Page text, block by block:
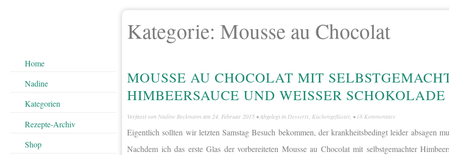
Home
Nadine
Kategorien
Rezepte-Archiv
Shop
Kategorie: Mousse au Chocolat
MOUSSE AU CHOCOLAT MIT
HIMBEERSAUCE UND WEISSER SCHOKOLADE
Verfasst von Nadine Beckmann am 24. Februar 2015 • Abgelegt in Desserts, Küchengeflüster, •18 Kommentare
Eigentlich sollten wir letzten Samstag Besuch bekommen, der krankheitsbedingt leider absagen
Nachdem ich das erste Glas der vorbereiteten Mousse au Chocolat mit selbstgemachter